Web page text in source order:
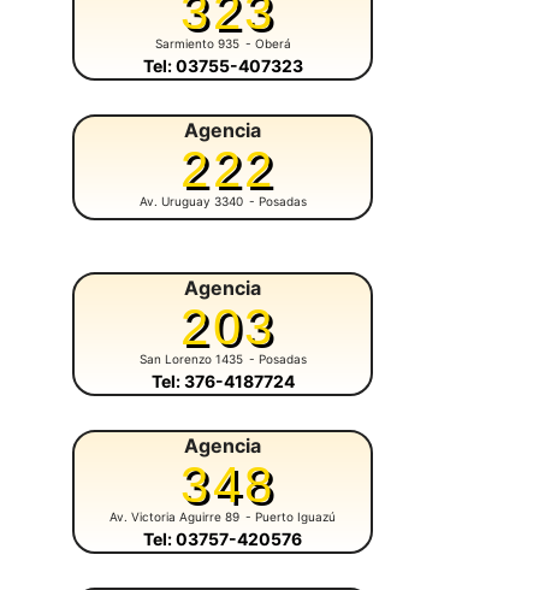
323
Sarmiento 935 - Oberá
Tel: 03755-407323
Agencia
222
Av. Uruguay 3340 - Posadas
Agencia
203
San Lorenzo 1435 - Posadas
Tel: 376-4187724
Agencia
348
Av. Victoria Aguirre 89 - Puerto Iguazú
Tel: 03757-420576